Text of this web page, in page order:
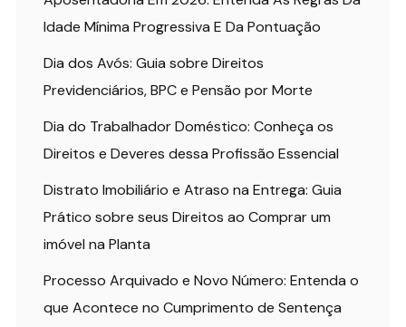
Idade Mínima Progressiva E Da Pontuação
Dia dos Avós: Guia sobre Direitos
Previdenciários, BPC e Pensão por Morte
Dia do Trabalhador Doméstico: Conheça os
Direitos e Deveres dessa Profissão Essencial
Distrato Imobiliário e Atraso na Entrega: Guia
Prático sobre seus Direitos ao Comprar um
imóvel na Planta
Processo Arquivado e Novo Número: Entenda o
que Acontece no Cumprimento de Sentença